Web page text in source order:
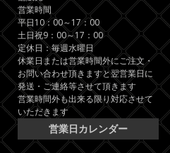
営業時間
平日10：00～17：00
土日祝9：00～17：00
定休日：毎週水曜日
休業日または営業時間外にご注文・
お問い合わせ頂きますと翌営業日に
発送・ご連絡等させて頂きます
営業時間外も出来る限り対応させて
いただきます
営業日カレンダー